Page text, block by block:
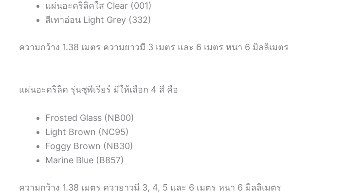
แผ่นอะคริลิคใส Clear (001)
สีเทาอ่อน Light Grey (332)
ความกว้าง 1.38 เมตร ความยาวมี 3 เมตร และ 6 เมตร หนา 6 มิลลิเมตร
แผ่นอะคริลิค รุ่นซุพีเรียร์ มีให้เลือก 4 สี คือ
Frosted Glass (NB00)
Light Brown (NC95)
Foggy Brown (NB30)
Marine Blue (B857)
ความกว้าง 1.38 เมตร ควายาวมี 3, 4, 5 และ 6 เมตร หนา 6 มิลลิเมตร